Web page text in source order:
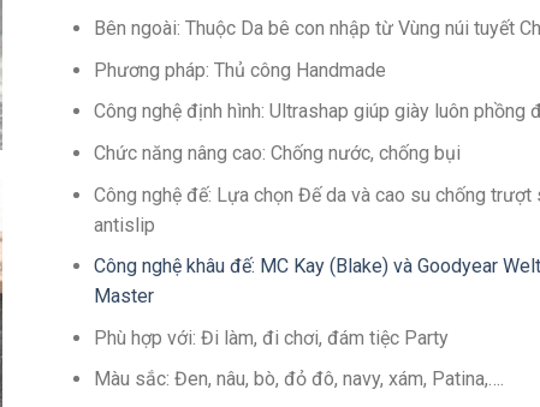
Bên ngoài: Thuộc Da bê con nhập từ Vùng núi tuyết
Phương pháp: Thủ công Handmade
Công nghệ định hình: Ultrashap giúp giày luôn phồng
Chức năng nâng cao: Chống nước, chống bụi
Công nghệ đế: Lựa chọn Đế da và cao su chống trượt
antislip
Công nghệ khâu đế: MC Kay (Blake) và Goodyear
Master
Phù hợp với: Đi làm, đi chơi, đám tiệc Party
Màu sắc: Đen, nâu, bò, đỏ đô, navy, xám, Patina,….